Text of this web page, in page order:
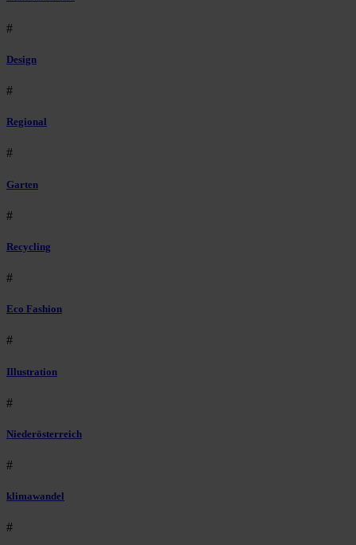
#
Design
#
Regional
#
Garten
#
Recycling
#
Eco Fashion
#
Illustration
#
Niederösterreich
#
klimawandel
#